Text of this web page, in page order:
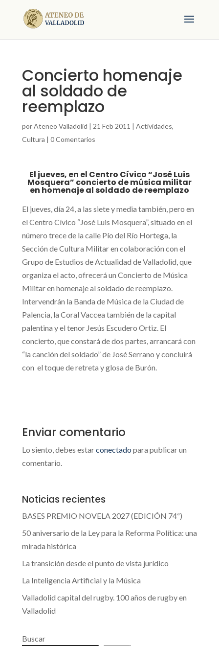
Concierto homenaje
al soldado de
reemplazo
porAteneo Valladolid | 21 Feb 2011 | Actividades,
Cultura | 0 Comentarios
El jueves, en el Centro Cívico “José Luis
Mosquera” concierto de música militar
en homenaje al soldado de reemplazo
El jueves, día 24, a las siete y media también, pero en
el Centro Cívico “José Luis Mosquera”, situado en el
número trece de la calle Pío del Río Hortega, la
Sección de Cultura Militar en colaboración con el
Grupo de Estudios de Actualidad de Valladolid, que
organiza el acto, ofrecerá un Concierto de Música
Militar en homenaje al soldado de reemplazo.
Intervendrán la Banda de Música de la Ciudad de
Palencia, la Coral Vaccea también de la capital
palentina y el tenor Jesús Escudero Ortiz. El
concierto, que constará de dos partes, arrancará con
“la canción del soldado” de José Serrano y concluirá
con el toque de retreta y glosa de Burón.
Enviar comentario
Lo siento, debes estarconectado para publicar un
comentario.
Noticias recientes
BASES PREMIO NOVELA 2027 (EDICIÓN 74ª)
50 aniversario de la Ley para la Reforma Política: una
mirada histórica
La transición desde el punto de vista jurídico
La Inteligencia Artificial y la Música
Valladolid capital del rugby. 100 años de rugby en
Valladolid
Buscar